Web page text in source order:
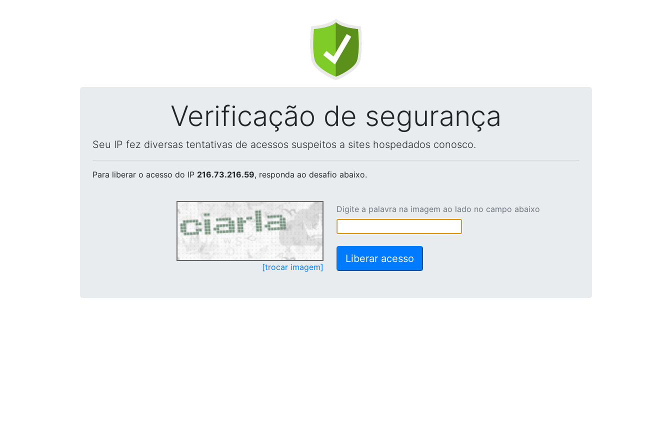
Verificação de segurança
Seu IP fez diversas tentativas de acessos suspeitos a sites hospedados conosco.
Para liberar o acesso do IP 216.73.216.59, responda ao desafio abaixo.
[trocar imagem]
Digite a palavra na imagem ao lado no campo abaixo